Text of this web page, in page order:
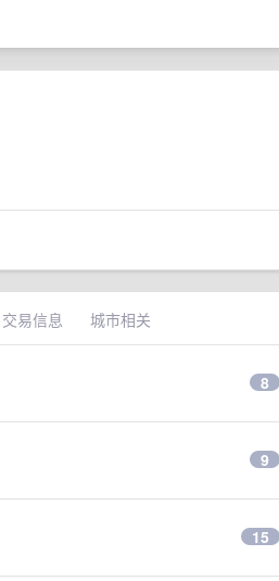
交易信息 城市相关
8
9
15